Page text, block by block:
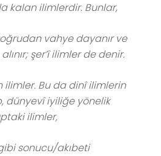
kalan ilimlerdir. Bunlar,
vahye dayanır ve
şer’î ilimler de denir.
ilimler. Bu da dinî ilimlerin
dünyevî iyiliğe yönelik
ilimler,
sonucu/akıbeti